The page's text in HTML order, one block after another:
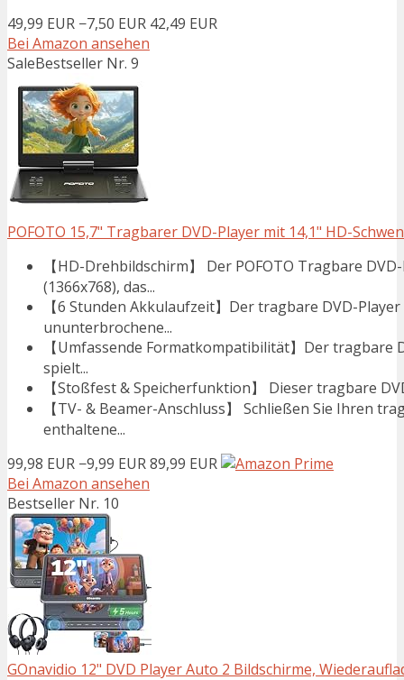
49,99 EUR −7,50 EUR 42,49 EUR
Bei Amazon ansehen
SaleBestseller Nr. 9
POFOTO 15,7" Tragbarer DVD-Player mit 14,1" HD-
【HD-Drehbildschirm】 Der POFOTO Tragbare
(1366x768), das...
【6 Stunden Akkulaufzeit】Der tragbare DVD-
ununterbrochene...
【Umfassende Formatkompatibilität】Der
spielt...
【Stoßfest & Speicherfunktion】 Dieser tragbare
【TV- & Beamer-Anschluss】 Schließen Sie Ihren
enthaltene...
99,98 EUR −9,99 EUR89,99 EUR
Bei Amazon ansehen
Bestseller Nr. 10
GOnavidio 12" DVD Player Auto 2 Bildschirme,